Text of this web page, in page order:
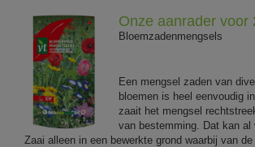
Onze aanrader voor
Bloemzadenmengsels
Een mengsel zaden van
bloemen is heel eenvoudig
zaait het mengsel
van bestemming. Dat kan al
Zaai alleen in een bewerkte grond waarbij van